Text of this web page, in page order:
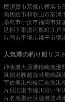
横須賀市宗像市横浜市
南房総市和歌山市富津
糸島市小浜市福岡市知
足柄下郡湯河原町江戸
長岡市平塚市銚子市境
人気港の釣り船リスト
神湊港大原港鐘崎漁港
真鶴港腰越漁港 鹿嶋新
宇佐美港松輪江奈漁港
片貝旧港市堀川沿い平
片名漁港姪浜漁港波崎